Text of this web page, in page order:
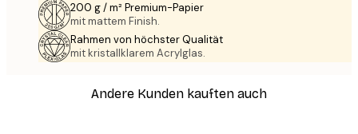
200 g / m² Premium-Papier
mit mattem Finish.
Rahmen von höchster Qualität
mit kristallklarem Acrylglas.
Andere Kunden kauften auch